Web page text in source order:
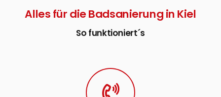
Alles für die Badsanierung in Kiel
So funktioniert´s